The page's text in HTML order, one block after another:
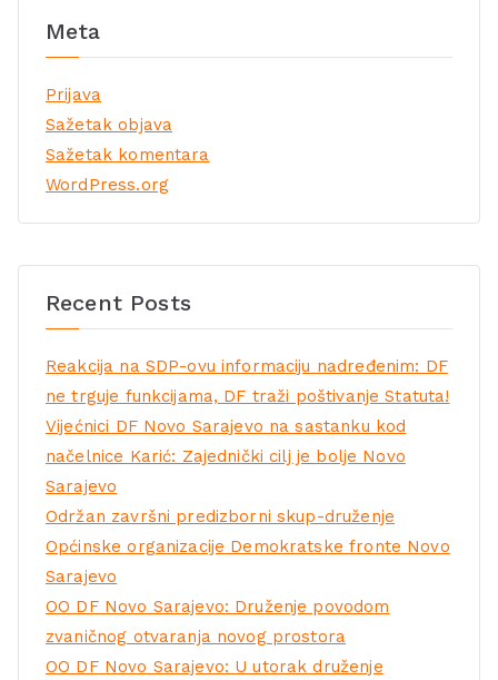
Meta
Prijava
Sažetak objava
Sažetak komentara
WordPress.org
Recent Posts
Reakcija na SDP-ovu informaciju nadređenim: DF
ne trguje funkcijama, DF traži poštivanje Statuta!
Vijećnici DF Novo Sarajevo na sastanku kod
načelnice Karić: Zajednički cilj je bolje Novo
Sarajevo
Održan završni predizborni skup-druženje
Općinske organizacije Demokratske fronte Novo
Sarajevo
OO DF Novo Sarajevo: Druženje povodom
zvaničnog otvaranja novog prostora
OO DF Novo Sarajevo: U utorak druženje